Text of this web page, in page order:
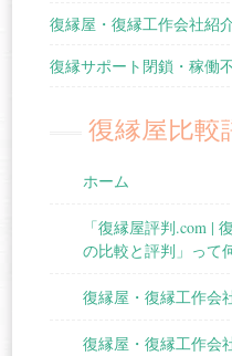
復縁屋・復縁工作会社紹
復縁サポート閉鎖・稼働
復縁屋比較
ホーム
「復縁屋評判.com |
の比較と評判」って
復縁屋・復縁工作会
復縁屋・復縁工作会